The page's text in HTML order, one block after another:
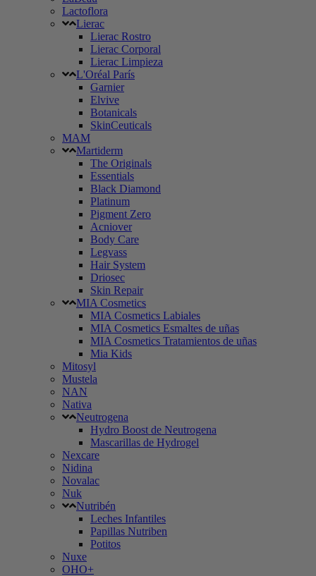
Lactoflora
Lierac
Lierac Rostro
Lierac Corporal
Lierac Limpieza
L'Oréal París
Garnier
Elvive
Botanicals
SkinCeuticals
MAM
Martiderm
The Originals
Essentials
Black Diamond
Platinum
Pigment Zero
Acniover
Body Care
Legvass
Hair System
Driosec
Skin Repair
MIA Cosmetics
MIA Cosmetics Labiales
MIA Cosmetics Esmaltes de uñas
MIA Cosmetics Tratamientos de uñas
Mia Kids
Mitosyl
Mustela
NAN
Nativa
Neutrogena
Hydro Boost de Neutrogena
Mascarillas de Hydrogel
Nexcare
Nidina
Novalac
Nuk
Nutribén
Leches Infantiles
Papillas Nutriben
Potitos
Nuxe
OHO+